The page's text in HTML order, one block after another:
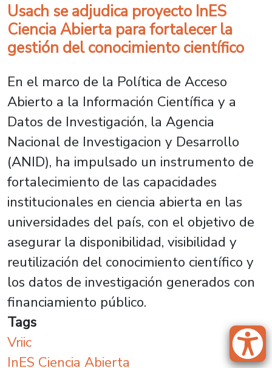
Usach se adjudica proyecto InES
Ciencia Abierta para fortalecer la
gestión del conocimiento científico
En el marco de la Política de Acceso
Abierto a la Información Científica y a
Datos de Investigación, la Agencia
Nacional de Investigacion y Desarrollo
(ANID), ha impulsado un instrumento de
fortalecimiento de las capacidades
institucionales en ciencia abierta en las
universidades del país, con el objetivo de
asegurar la disponibilidad, visibilidad y
reutilización del conocimiento científico y
los datos de investigación generados con
financiamiento público.
Tags
Vriic
InES Ciencia Abierta